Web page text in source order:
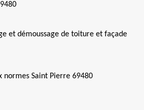
et démoussage de toiture et façade
normes Saint Pierre 69480